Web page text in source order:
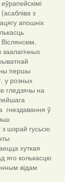
з
апошніх
заалагічных
першы
у розных
гледзячы на
гнездавання ў
шэрай гусьсю
хуткая
яго колькасцю
відам